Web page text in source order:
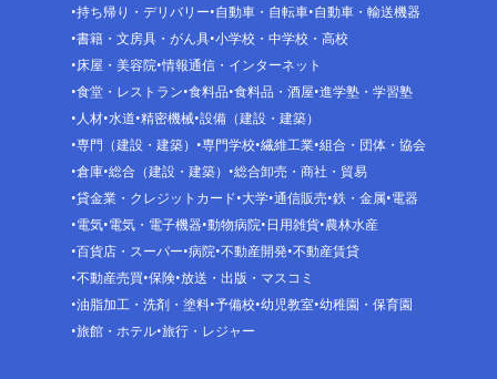
持ち帰り・デリバリー 自動車・自転車 自動車・輸送機器
書籍・文房具・がん具 小学校・中学校・高校
床屋・美容院 情報通信・インターネット
食堂・レストラン 食料品 食料品・酒屋 進学塾・学習塾
人材 水道 精密機械 設備（建設・建築）
専門（建設・建築）
専門学校 繊維工業 組合・団体・協会
倉庫 総合（建設・建築）
総合卸売・商社・貿易
貸金業・クレジットカード 大学 通信販売 鉄・金属 電器
電気 電気・電子機器 動物病院 日用雑貨 農林水産
百貨店・スーパー 病院 不動産開発 不動産賃貸
不動産売買 保険 放送・出版・マスコミ
油脂加工・洗剤・塗料 予備校 幼児教室 幼稚園・保育園
旅館・ホテル 旅行・レジャー